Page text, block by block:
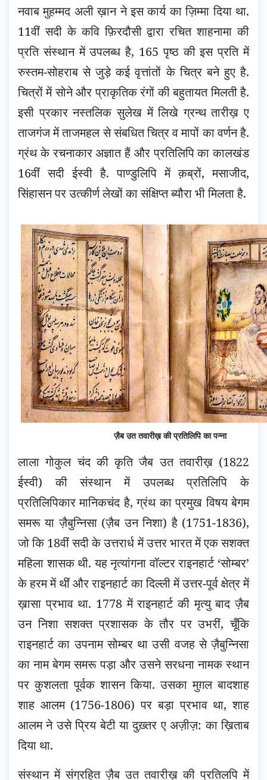
नवाब मुहम्मद अली ख़ान ने इस कार्य का ज़िम्मा दिया था.
11वीं सदी के कवि फ़िरदौसी द्वारा रचित शाहनामा की
प्रति संस्थान में उपलब्ध है, 165 पृष्ठ की इस प्रति में
रुस्तम-सोहराब से जुड़े कई वृत्तांतों के चित्र बने हुए है.
चित्रों में सोने और प्राकृतिक रंगों की बहुतायत मिलती है.
इसी प्रकार नस्तलिक सुलेख में लिखे ग्रन्थ तारीख़ ए
ताजगंज में ताजमहल से संबधित चित्र व मापों का वर्णन है.
ग्रंथ के रचनाकार अज्ञात हैं और प्रतिलिपि का कालखंड
16वीं सदी ईस्वी है. पाण्डुलिपि में क़ब्रों, मसाजीद,
सिंहासन पर उत्कीर्ण लेखों का संक्षिप्त ब्यौरा भी मिलता है.
ज़ैब उत तवारीख़ की प्रतिलिपि का पन्ना
लाला गोकुल चंद की कृति जैब उत तवारीख़ (1822
ईस्वी) की संस्थान में उपलब्ध प्रतिलिपि के
प्रतिलिपिकार मानिकचंद है, ग्रंथ का प्रमुख विषय बेगम
समरू या ज़ैबुन्निसा (ज़ैब उन निशा) है (1751-1836),
जो कि 18वीं सदी के उत्तरार्ध में उत्तर भारत में एक सशक्त
महिला शासक थी. यह नृत्यांगना वॉल्टर राइनहार्ट ‘सोम्बर’
के हरम में थीं और राइनहार्ट का दिल्ली में उत्तर-पूर्व क्षेत्र में
ख़ासा प्रभाव था. 1778 में राइनहार्ट की मृत्यु बाद ज़ैब
उन निशा सशक्त प्रशासक के तौर पर उभरीं, चूँकि
राइनहार्ट का उपनाम सोम्बर था उसी वजह से ज़ैबुन्निसा
का नाम बेगम समरू पड़ा और उसने सरधना नामक स्थान
पर कुशलता पूर्वक शासन किया. उसका मुग़ल बादशाह
शाह आलम (1756-1806) पर बड़ा प्रभाव था, शाह
आलम ने उसे प्रिय बेटी या दुख़्तर ए अज़ीज़: का ख़िताब
दिया था.
संस्थान में संग्रहित ज़ैब उत तवारीख़ की प्रतिलपि में